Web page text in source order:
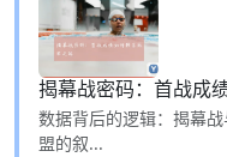
揭幕战密码：首战成
数据背后的逻辑：揭幕
盟的叙...